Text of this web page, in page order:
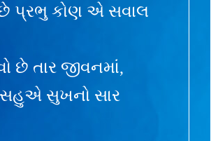
પ્રભુ કોણ એ સવાલ
છે તાર જીવનમાં,
સુખનો સાર